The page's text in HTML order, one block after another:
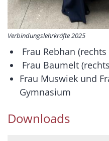
Verbindungslehrkräfte 2025
Frau Rebhan
Frau Baumelt
Frau Muswiek und
Gymnasium
Downloads